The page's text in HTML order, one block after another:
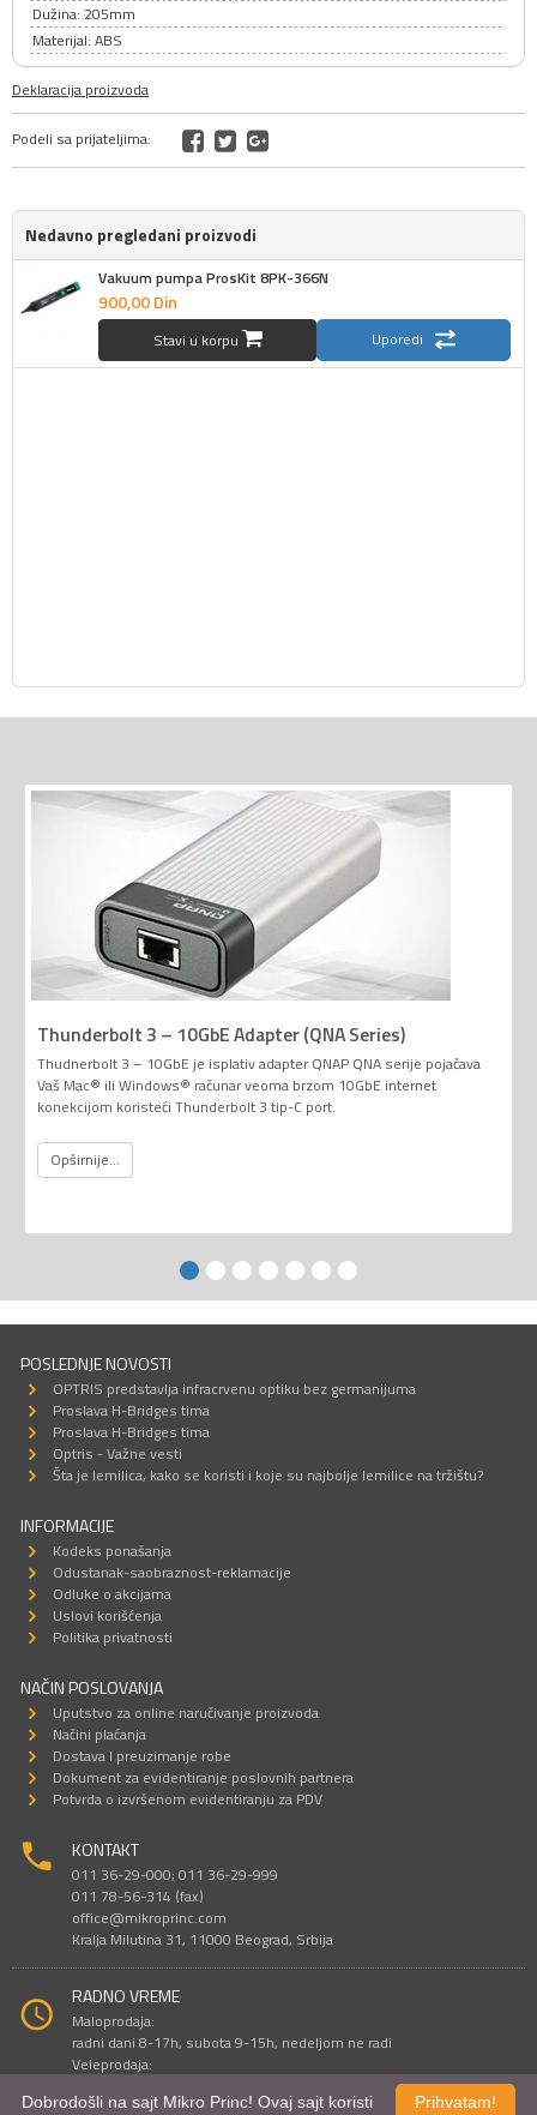
Dužina: 205mm
Materijal: ABS
Deklaracija proizvoda
Podeli sa prijateljima:
Nedavno pregledani proizvodi
Vakuum pumpa ProsKit 8PK-366N
900,00Din
Stavi u korpu Uporedi
Thunderbolt 3 – 10GbE Adapter (QNA Series)
Thudnerbolt 3 – 10GbE je isplativ adapter QNAP QNA serije pojačava
Vaš Mac® ili Windows® računar veoma brzom 10GbE internet
konekcijom koristeći Thunderbolt 3 tip-C port.
Opširnije...
POSLEDNJE NOVOSTI
OPTRIS predstavlja infracrvenu optiku bez germanijuma
Proslava H-Bridges tima
Proslava H-Bridges tima
Optris - Važne vesti
Šta je lemilica, kako se koristi i koje su najbolje lemilice na tržištu?
INFORMACIJE
Kodeks ponašanja
Odustanak-saobraznost-reklamacije
Odluke o akcijama
Uslovi korišćenja
Politika privatnosti
NAČIN POSLOVANJA
Uputstvo za online naručivanje proizvoda
Načini plaćanja
Dostava I preuzimanje robe
Dokument za evidentiranje poslovnih partnera
Potvrda o izvršenom evidentiranju za PDV
KONTAKT
011 36-29-000; 011 36-29-999
011 78-56-314 (fax)
office@mikroprinc.com
Kralja Milutina 31, 11000 Beograd, Srbija
RADNO VREME
Maloprodaja:
radni dani 8-17h, subota 9-15h, nedeljom ne radi
Veleprodaja:
Prihvatam!
Dobrodošli na sajt Mikro Princ! Ovaj sajt koristi